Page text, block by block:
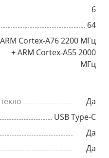
6
64
ARM Cortex-A76 2200 МГц
+ ARM Cortex-A55 2000
МГц
Да
USB Type-C
Да
Да